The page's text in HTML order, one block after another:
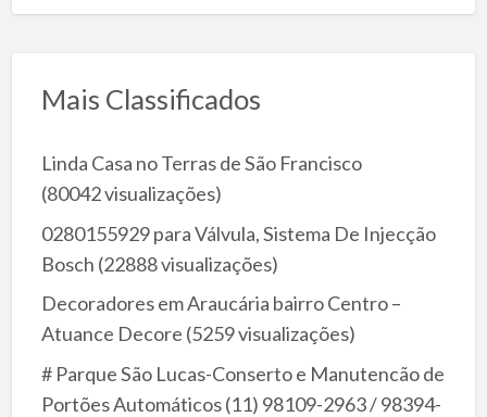
Mais Classificados
Linda Casa no Terras de São Francisco
(80042 visualizações)
0280155929 para Válvula, Sistema De Injecção
Bosch (22888 visualizações)
Decoradores em Araucária bairro Centro –
Atuance Decore (5259 visualizações)
# Parque São Lucas-Conserto e Manutencão de
Portões Automáticos (11) 98109-2963 / 98394-